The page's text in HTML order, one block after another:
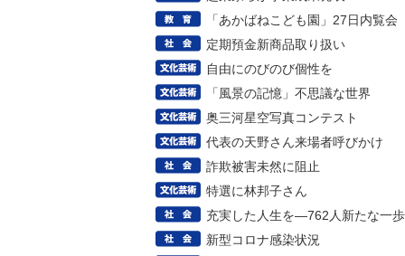
「あかばねこども園」27日内覧会
定期預金新商品取り扱い
自由にのびのび個性を
「風景の記憶」不思議な世界
奥三河星空写真コンテスト
代表の天野さん来場者呼びかけ
詐欺被害未然に阻止
特選に林邦子さん
充実した人生を―762人新たな一歩
新型コロナ感染状況